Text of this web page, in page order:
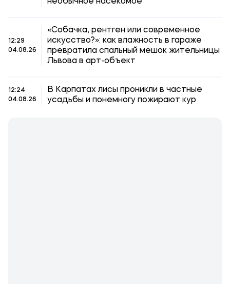
12:29
04.08.26
«Собачка, рентген или современное
искусство?»: как влажность в гараже
превратила спальный мешок жительницы
Львова в арт-объект
12:24
04.08.26
В Карпатах лисы проникли в частные
усадьбы и понемногу пожирают кур